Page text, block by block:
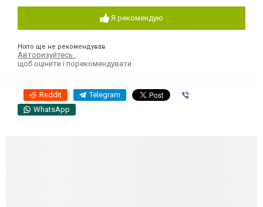
Я рекомендую
Ніхто ще не рекомендував
Авторизуйтесь ,
щоб оцінити і порекомендувати
Reddit Telegram
WhatsApp